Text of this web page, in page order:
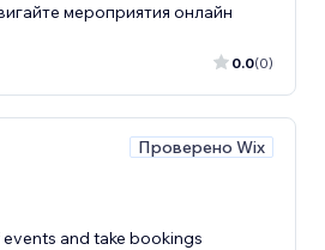
мероприятия онлайн
0.0(0)
Проверено Wix
and take bookings